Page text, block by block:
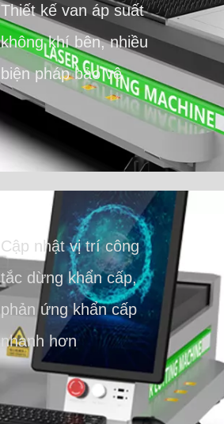
Thiết kế van áp suất
không khí bên, nhiều
biện pháp bảo vệ
Cập nhật vị trí công
tắc dừng khẩn cấp,
phản ứng khẩn cấp
nhanh hơn​​​​​​